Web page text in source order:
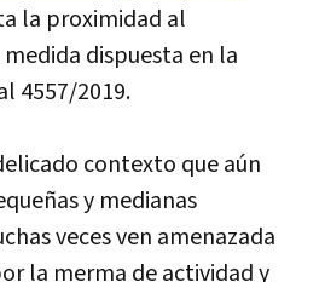
la proximidad al
dispuesta en la
4557/2019.
contexto que aún
y medianas
veces ven amenazada
la merma de actividad y